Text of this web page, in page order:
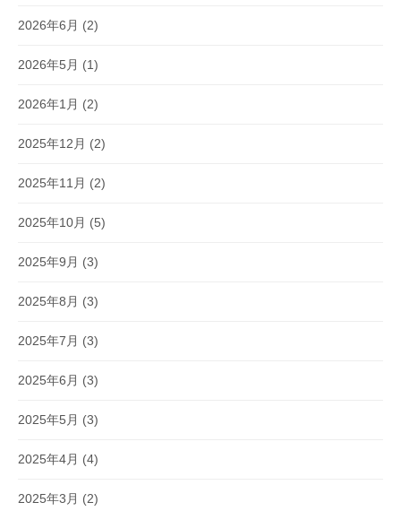
2026年6月 (2)
2026年5月 (1)
2026年1月 (2)
2025年12月 (2)
2025年11月 (2)
2025年10月 (5)
2025年9月 (3)
2025年8月 (3)
2025年7月 (3)
2025年6月 (3)
2025年5月 (3)
2025年4月 (4)
2025年3月 (2)